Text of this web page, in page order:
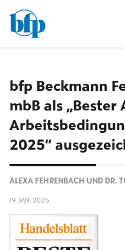
bfp Beckmann
mbB als
2025“
ALEXA FEHRENBACH UND DR.
19. JAN. 2025